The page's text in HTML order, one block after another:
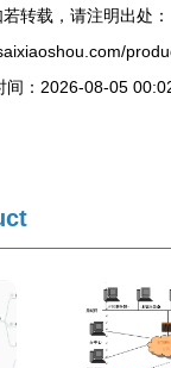
转载，请注明出处：
间：2026-08-05